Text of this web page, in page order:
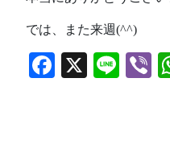
では、また来週(^^)
Facebook
X Line